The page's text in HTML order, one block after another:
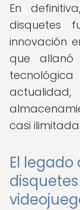
En
disquetes
innovación
que
casi
El